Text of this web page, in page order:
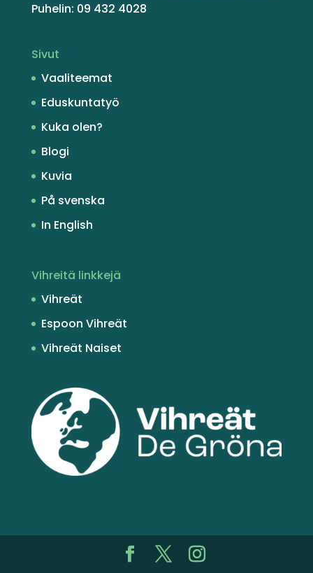
Puhelin: 09 432 4028
Sivut
Vaaliteemat
Eduskuntatyö
Kuka olen?
Blogi
Kuvia
På svenska
In English
Vihreitä linkkejä
Vihreät
Espoon Vihreät
Vihreät Naiset